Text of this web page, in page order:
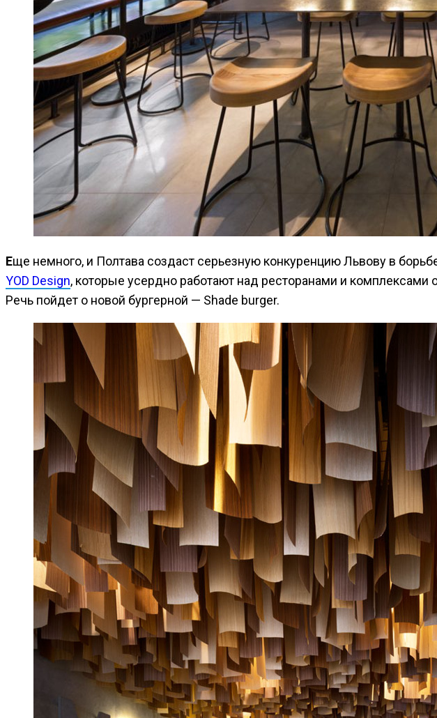
Еще немного, и Полтава создаст серьезную конкуренцию Львову в
YOD Design, которые усердно работают над ресторанами и комплексами
Речь пойдет о новой бургерной — Shade burger.